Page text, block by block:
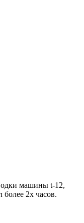
машины t-12,
более 2х часов.